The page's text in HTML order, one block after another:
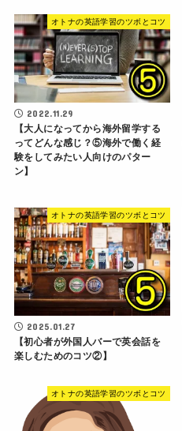
オトナの英語学習のツボとコツ
2022.11.29
【大人になってから海外留学する
ってどんな感じ？⑤海外で働く経
験をしてみたい人向けのパター
ン】
オトナの英語学習のツボとコツ
2025.01.27
【初心者が外国人バーで英会話を
楽しむためのコツ②】
オトナの英語学習のツボとコツ